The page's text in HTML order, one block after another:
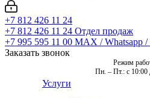
+7 812 426 11 24
+7 812 426 11 24 Отдел продаж
+7 995 595 11 00 MAX / Whatsapp /
Заказать звонок
Режим
Пн. – Пт.: с 10:00
Услуги